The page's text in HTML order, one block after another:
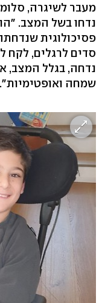
מעבר לשיגרה,
נדחו בשל המצב.
פסיכולוגית
סדים לרגלים, לקח
נדחה, בגלל המצב,
שמחה ואופטימיות".